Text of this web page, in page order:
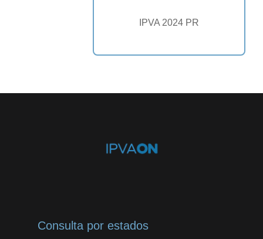
IPVA 2024 PR
Consulta por estados